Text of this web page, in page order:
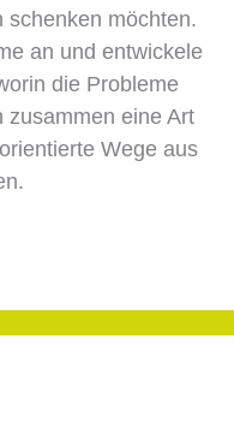
schenken möchten.
an und entwickele
die Probleme
zusammen eine Art
Wege aus